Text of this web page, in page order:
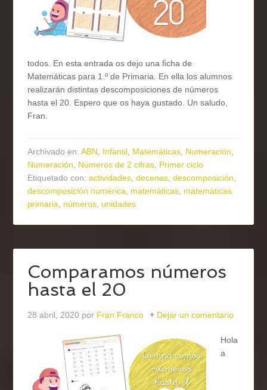
todos. En esta entrada os dejo una ficha de
Matemáticas para 1.º de Primaria. En ella los alumnos
realizarán distintas descomposiciones de números
hasta el 20. Espero que os haya gustado. Un saludo,
Fran.
Archivado en:ABN, Infantil, Matemáticas, Numeración,
Numeración, Números de 2 cifras, Primer ciclo
Etiquetado con:actividades,decenas,descomposición,
descomposición numérica, matemáticas, matemáticas
primaria, números,unidades
Comparamos números
hasta el 20
28 abril, 2020 por Fran Franco Dejar un comentario
Hola
a